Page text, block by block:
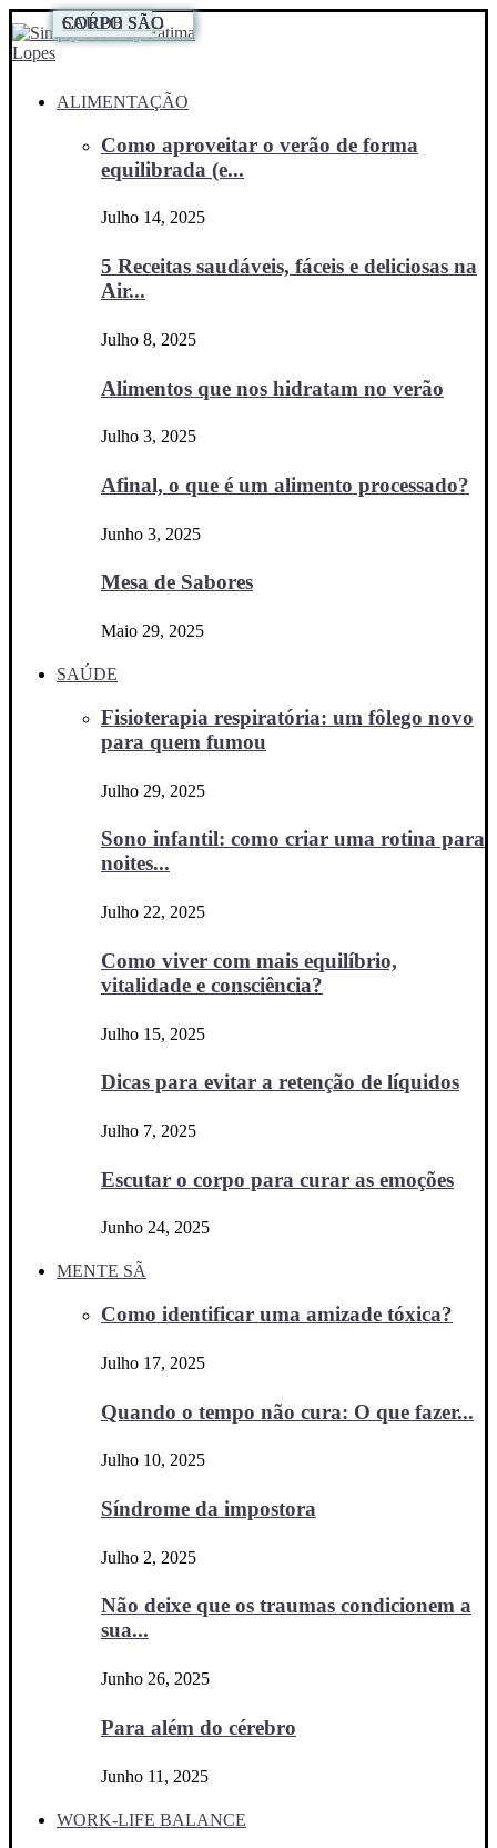
ALIMENTAÇÃO
Como aproveitar o verão de forma
equilibrada (e...
Julho 14, 2025
5 Receitas saudáveis, fáceis e deliciosas na
Air...
Julho 8, 2025
Alimentos que nos hidratam no verão
Julho 3, 2025
Afinal, o que é um alimento processado?
Junho 3, 2025
Mesa de Sabores
Maio 29, 2025
SAÚDE
Fisioterapia respiratória: um fôlego novo
para quem fumou
Julho 29, 2025
Sono infantil: como criar uma rotina para
noites...
Julho 22, 2025
Como viver com mais equilíbrio,
vitalidade e consciência?
Julho 15, 2025
Dicas para evitar a retenção de líquidos
Julho 7, 2025
Escutar o corpo para curar as emoções
Junho 24, 2025
MENTE SÃ
Como identificar uma amizade tóxica?
Julho 17, 2025
Quando o tempo não cura: O que fazer...
Julho 10, 2025
Síndrome da impostora
Julho 2, 2025
Não deixe que os traumas condicionem a
sua...
Junho 26, 2025
Para além do cérebro
Junho 11, 2025
WORK-LIFE BALANCE
SAÚDE
CORPO SÃO
CORPO SÃO
CORPO SÃO